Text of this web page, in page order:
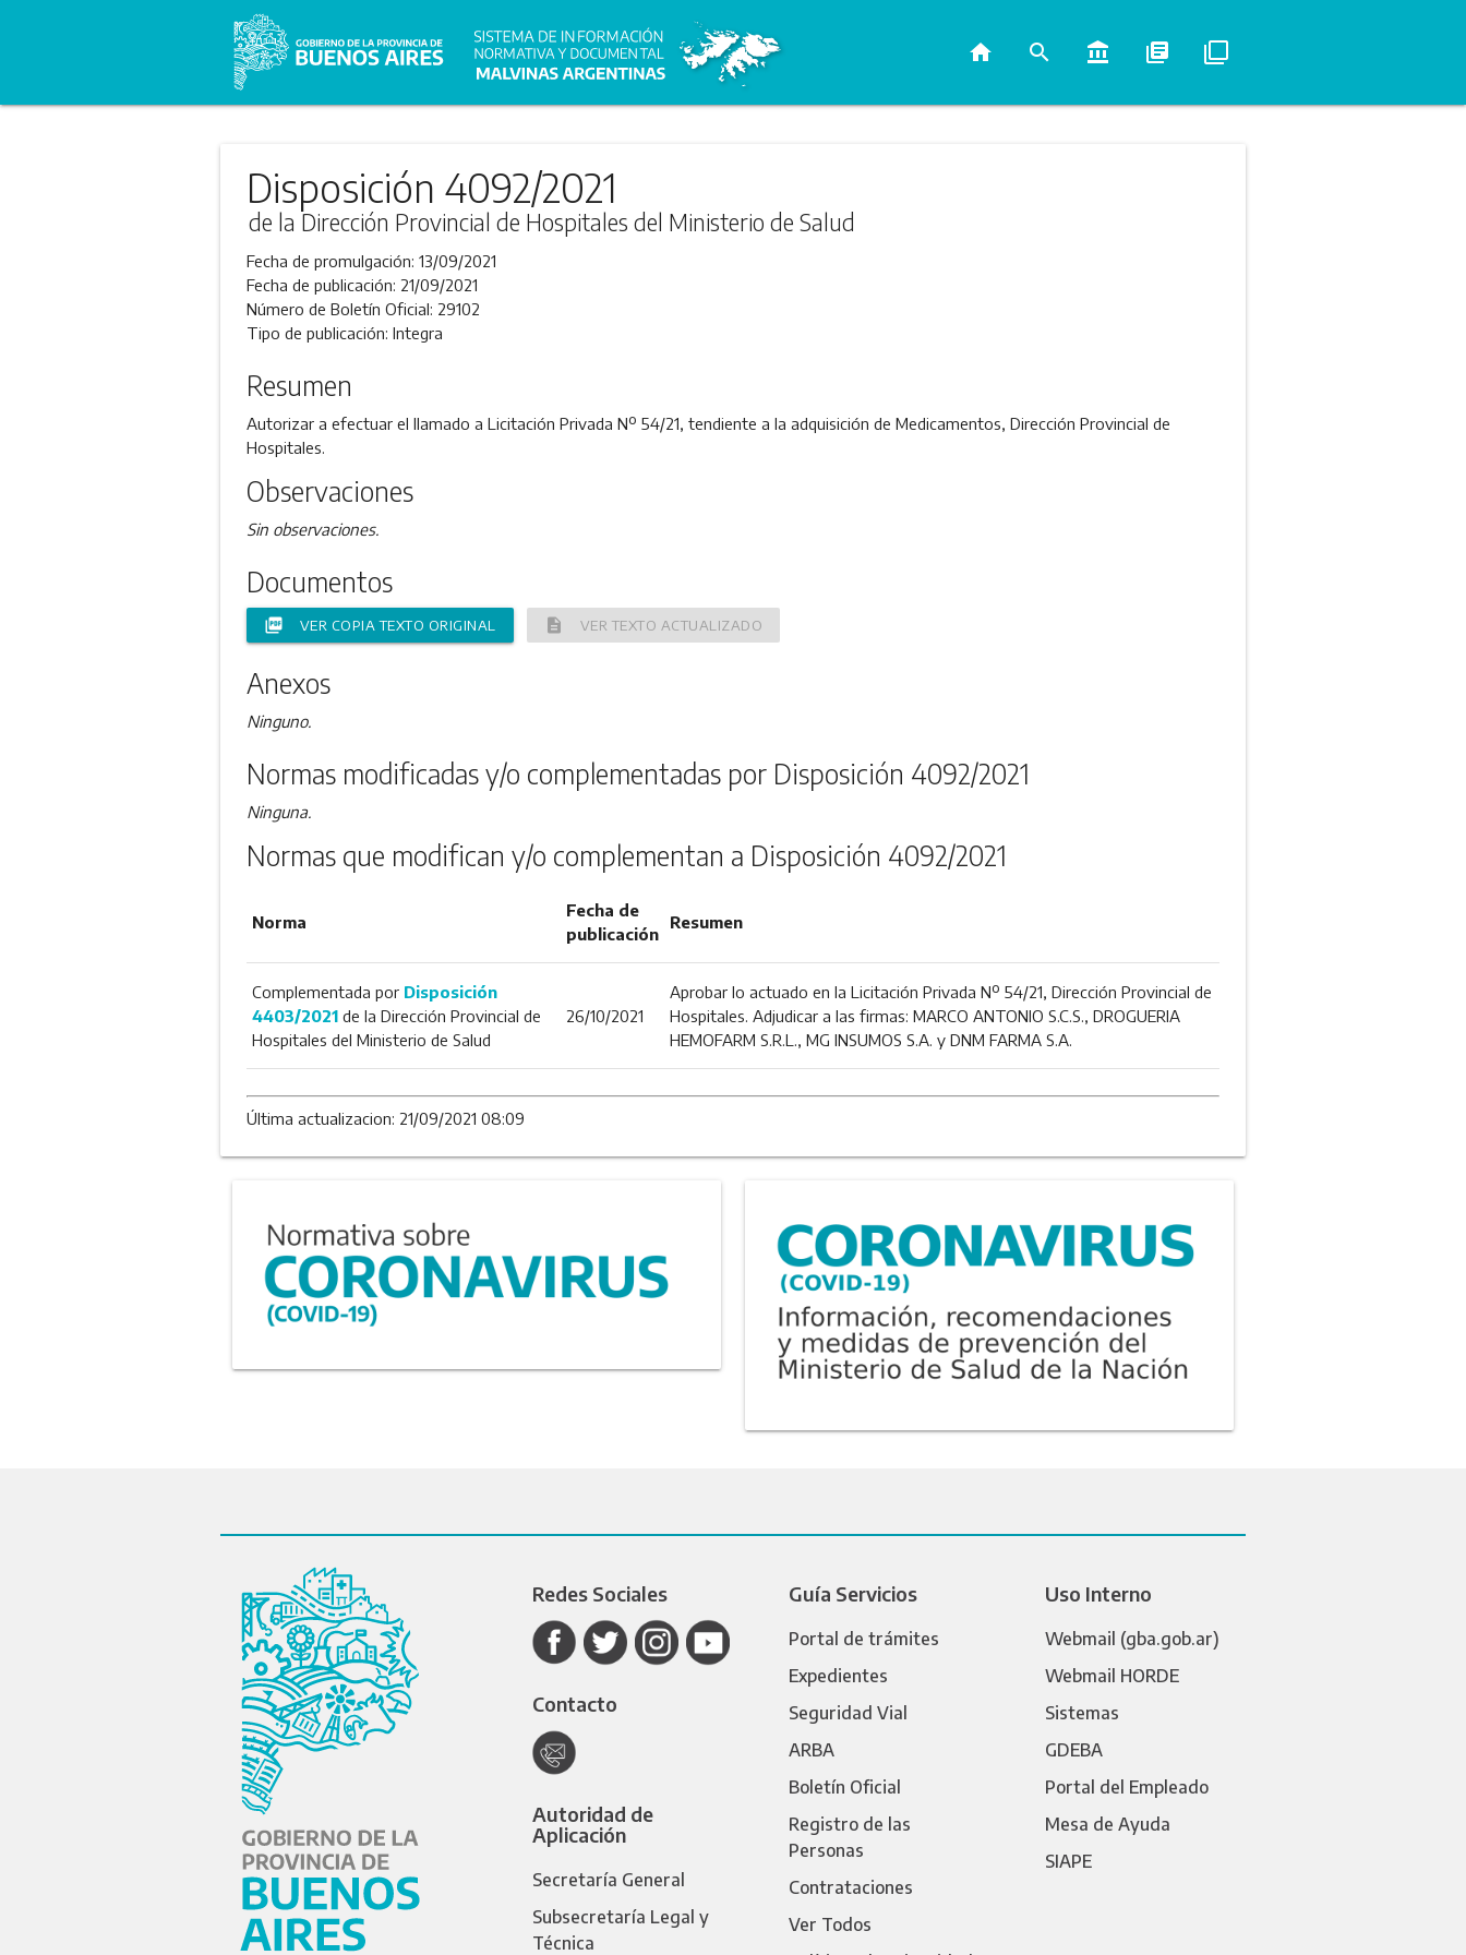
home search account_balance library_books filter_none
Disposición 4092/2021
de la Dirección Provincial de Hospitales del Ministerio de Salud
Fecha de promulgación: 13/09/2021
Fecha de publicación: 21/09/2021
Número de Boletín Oficial: 29102
Tipo de publicación: Integra
Resumen
Autorizar a efectuar el llamado a Licitación Privada Nº 54/21, tendiente a la adquisición de Medicamentos, Dirección Provincial de
Hospitales.
Observaciones
Sin observaciones.
Documentos
picture_as_pdf VER COPIA TEXTO ORIGINAL description VER TEXTO ACTUALIZADO
Anexos
Ninguno.
Normas modificadas y/o complementadas por Disposición 4092/2021
Ninguna.
Normas que modifican y/o complementan a Disposición 4092/2021
Norma
Fecha de
publicación
Resumen
Complementada por Disposición
4403/2021de la Dirección Provincial de
Hospitales del Ministerio de Salud
26/10/2021
Aprobar lo actuado en la Licitación Privada Nº 54/21, Dirección Provincial de
Hospitales. Adjudicar a las firmas: MARCO ANTONIO S.C.S., DROGUERIA
HEMOFARM S.R.L., MG INSUMOS S.A. y DNM FARMA S.A.
Última actualizacion: 21/09/2021 08:09
Redes Sociales
Contacto
Autoridad de
Aplicación
Secretaría General
Subsecretaría Legal y
Técnica
Guía Servicios
Portal de trámites
Expedientes
Seguridad Vial
ARBA
Boletín Oficial
Registro de las
Personas
Contrataciones
Ver Todos
Uso Interno
Webmail (gba.gob.ar)
Webmail HORDE
Sistemas
GDEBA
Portal del Empleado
Mesa de Ayuda
SIAPE